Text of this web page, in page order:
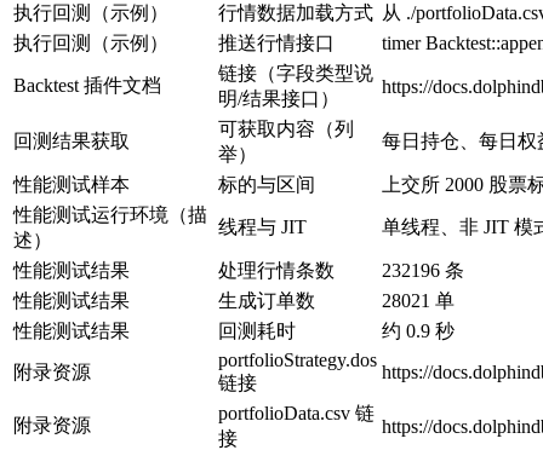
执行回测（示例）
行情数据加载方式 从 ./
执行回测（示例）
推送行情接口 timer
Backtest 插件文档
链接（字段类型说
明/结果接口）
https://
回测结果获取
可获取内容（列
举）
每日持仓、每日
性能测试样本 标的与区间
上交所 2000 股票
性能测试运行环境（描
述）
线程与 JIT 单线程、非 JIT 模
性能测试结果 处理行情条数
232196 条
性能测试结果
生成订单数
28021 单
性能测试结果
回测耗时
约 0.9 秒
附录资源
portfolioStrategy.dos
链接
https://
附录资源
portfolioData.csv 链
接
https://